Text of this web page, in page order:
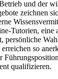
und der
zeichnen
Tutorien, eine
persönliche
so
qualifizieren.